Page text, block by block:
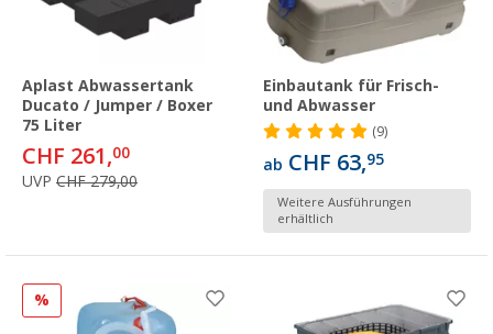
Aplast Abwassertank
Ducato / Jumper / Boxer
75 Liter
CHF 261,00
UVP CHF 279,00
Einbautank für Frisch-
und Abwasser
(9)
ab CHF 63,95
Weitere Ausführungen
erhältlich
%